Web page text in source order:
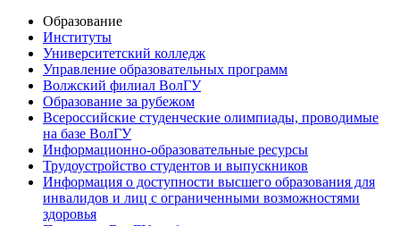
Образование
Институты
Университетский колледж
Управление образовательных программ
Волжский филиал ВолГУ
Образование за рубежом
Всероссийские студенческие олимпиады, проводимые
на базе ВолГУ
Информационно-образовательные ресурсы
Трудоустройство студентов и выпускников
Информация о доступности высшего образования для
инвалидов и лиц с ограниченными возможностями
здоровья